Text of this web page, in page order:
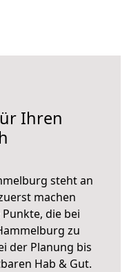
Ihren
steht an
machen
die bei
zu
der Planung bis
Hab & Gut.